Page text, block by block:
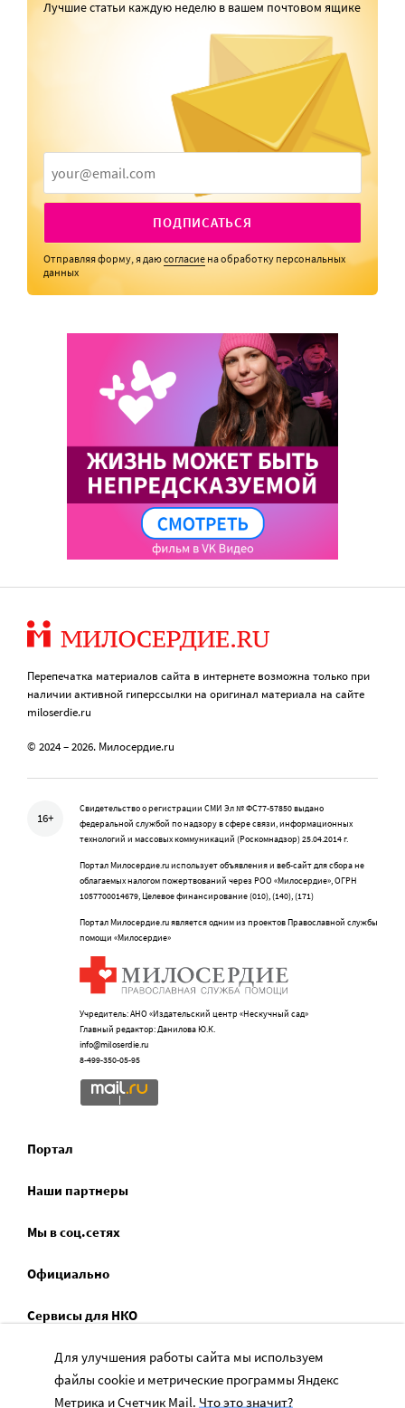
Лучшие статьи каждую неделю в вашем почтовом ящике
ПОДПИСАТЬСЯ
Отправляя форму, я даюсогласие на обработку персональных
данных
Перепечатка материалов сайта в интернете возможна только при
наличии активной гиперссылки на оригинал материала на сайте
miloserdie.ru
© 2024 – 2026. Милосердие.ru
16+
Свидетельство о регистрации СМИ Эл № ФС77-57850 выдано
федеральной службой по надзору в сфере связи, информационных
технологий и массовых коммуникаций (Роскомнадзор) 25.04.2014 г.
Портал Милосердие.ru использует объявления и веб-сайт для сбора не
облагаемых налогом пожертвований через РОО «Милосердие», ОГРН
1057700014679, Целевое финансирование (010), (140), (171)
Портал Милосердие.ru является одним из проектов Православной службы
помощи «Милосердие»
Учредитель: АНО «Издательский центр «Нескучный сад»
Главный редактор: Данилова Ю.К.
info@miloserdie.ru
8-499-350-05-95
Портал
Наши партнеры
Мы в соц.сетях
Официально
Сервисы для НКО
Спецпроекты
Социальное служение
Для улучшения работы сайта мы используем
файлы cookie и метрические программы Яндекс
Метрика и Счетчик Mail. Что это значит?